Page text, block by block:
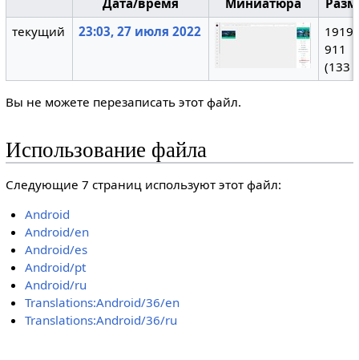
текущий
23:03, 27 июля 2022
1919
911
(133
Вы не можете перезаписать этот файл.
Использование файла
Следующие 7 страниц используют этот файл:
Android
Android/en
Android/es
Android/pt
Android/ru
Translations:Android/36/en
Translations:Android/36/ru